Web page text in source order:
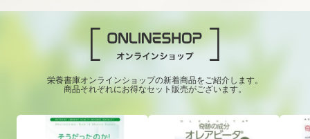
栄養書庫オンラインショップの新着商品をご紹介します。
商品それぞれにお得なセット販売がございます。